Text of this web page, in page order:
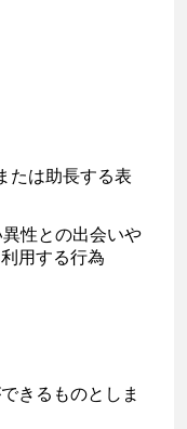
たは助長する表
性との出会いや
用する行為
きるものとしま